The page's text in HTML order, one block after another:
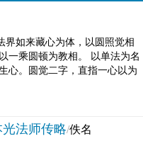
界如来藏心为体，以圆照觉相
一乘圆顿为教相。 以单法为名
心。圆觉二字，直指一心以为
法师传略/佚名